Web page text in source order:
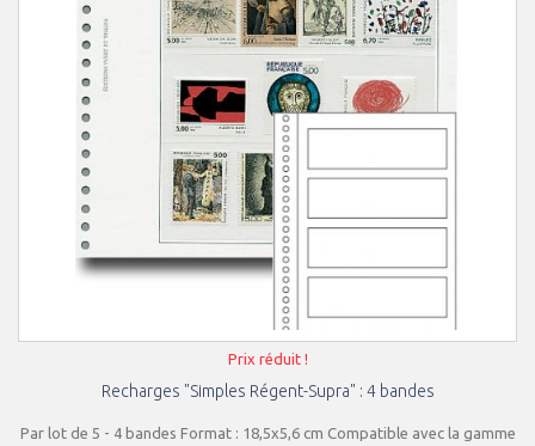
Prix réduit !
Recharges "Simples Régent-Supra" : 4 bandes
Par lot de 5 - 4 bandes Format : 18,5x5,6 cm Compatible avec la gamme